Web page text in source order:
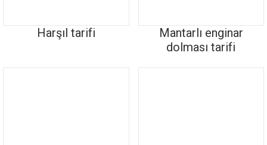
Harşıl tarifi
Mantarlı enginar
dolması tarifi